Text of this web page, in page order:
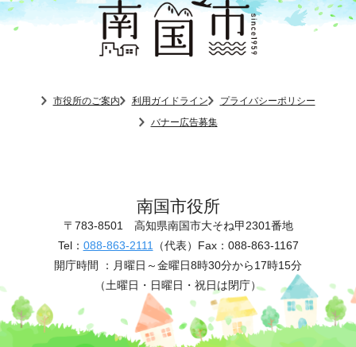
市役所のご案内 利用ガイドライン
プライバシーポリシー
バナー広告募集
南国市役所
〒783-8501 高知県南国市大そね甲2301番地
Tel： 088-863-2111 （代表） Fax：088-863-1167
開庁時間 ： 月曜日～金曜日8時30分から17時15分
（土曜日・日曜日・祝日は閉庁）